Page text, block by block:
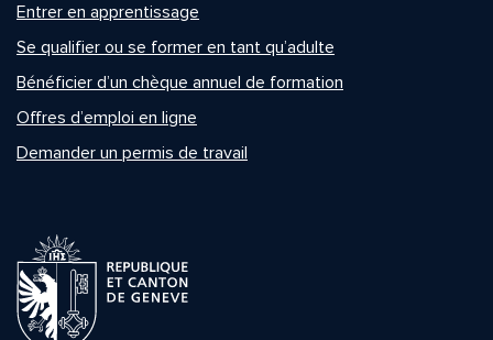
Entrer en apprentissage
Se qualifier ou se former en tant qu’adulte
Bénéficier d’un chèque annuel de formation
Offres d’emploi en ligne
Demander un permis de travail